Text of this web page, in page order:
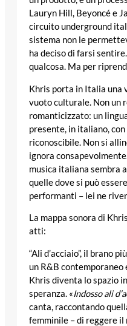
Lauryn Hill, Beyoncé e
circuito underground
sistema non le
ha deciso di farsi
qualcosa. Ma per
Khris porta in Italia una
vuoto culturale. Non un
romanticizzato: un
presente, in italiano,
riconoscibile. Non si
ignora
musica italiana sembra
quelle dove si può
performanti – lei ne
La mappa sonora di
atti:
“Ali d’acciaio”, il brano
un R&B contemporaneo
Khris diventa lo spazio
speranza. «Indosso ali
canta, raccontando
femminile – di reggere il